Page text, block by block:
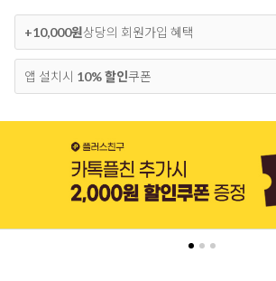
+10,000원상당의 회원가입 혜택
앱 설치시 10% 할인쿠폰